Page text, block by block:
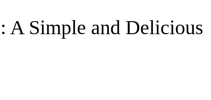
A Simple and Delicious